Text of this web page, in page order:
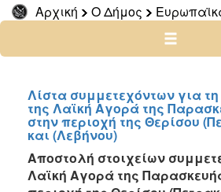
Αρχική Ο Δήμος
Διακρατικά
Eνοποίηση
Yφιστάμενων
Πληροφοριακών
Συστημάτων
Παλαιότερα
Έργα
Λίστα συμμετεχόντων για
της Λαϊκή Αγορά της
στην περιοχή της Θερίσου
και (Λεβήνου)
Αποστολή στοιχείων
Λαϊκή Αγορά της